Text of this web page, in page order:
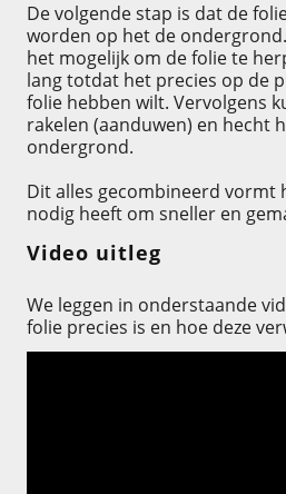
De volgende stap is dat de
worden op het de
het mogelijk om de folie te
lang totdat het precies op de
folie hebben wilt. Vervolgens
rakelen (aanduwen) en hecht
ondergrond.
Dit alles gecombineerd vormt
nodig heeft om sneller en
Video uitleg
We leggen in onderstaande
folie precies is en hoe deze